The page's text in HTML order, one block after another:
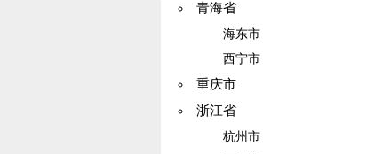
青海省
海东市
西宁市
重庆市
浙江省
杭州市